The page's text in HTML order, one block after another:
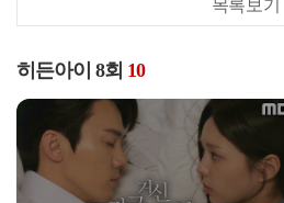
목록보기
히든아이 8회 10